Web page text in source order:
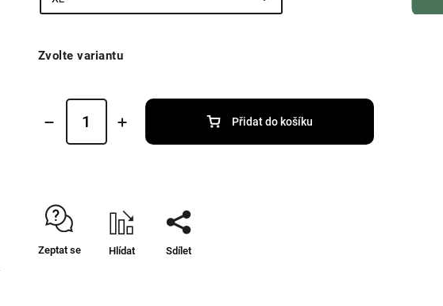
Zvolte variantu
Přidat do košíku
Zeptat se Hlídat Sdílet